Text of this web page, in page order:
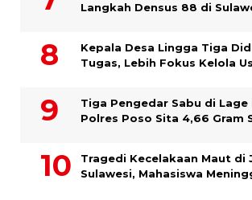
Langkah Densus 88 di
Kepala Desa Lingga Tiga
Tugas, Lebih Fokus Kelola
Tiga Pengedar Sabu di
Polres Poso Sita 4,66 Gram
Tragedi Kecelakaan Maut di
Sulawesi, Mahasiswa